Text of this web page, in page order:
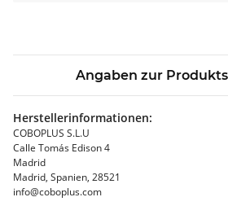
Angaben zur
Herstellerinformationen:
COBOPLUS S.L.U
Calle Tomás Edison 4
Madrid
Madrid, Spanien, 28521
info@coboplus.com